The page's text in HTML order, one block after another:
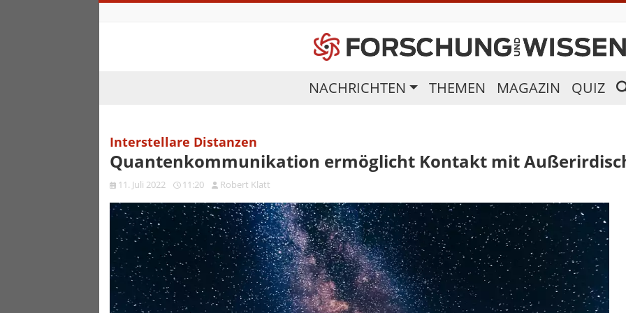
NACHRICHTEN THEMEN MAGAZIN QUIZ
Interstellare Distanzen
Quantenkommunikation ermöglicht Kontakt mit
11. Juli 2022 11:20 Robert Klatt